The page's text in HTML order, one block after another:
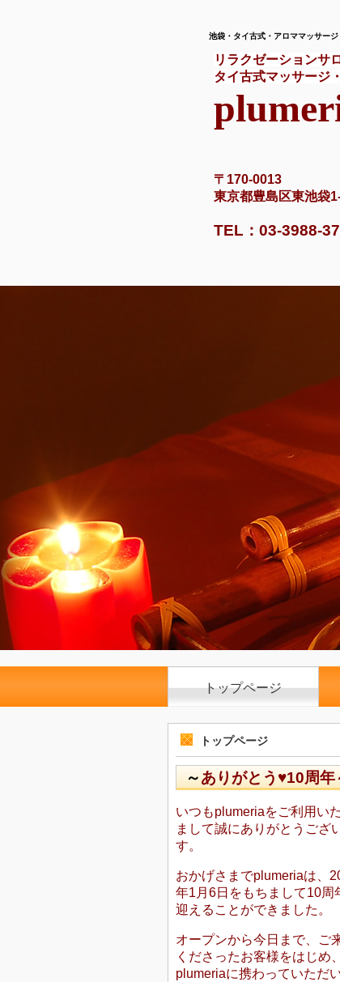
池袋・タイ古式・アロママッサー
リラクゼーションサ
タイ古式マッサージ
〒170-0013
東京都豊島区東池
TEL：03-3988-
トップページ
トップページ
～ありがとう♥10周年
いつもplumeriaをご利用い
まして誠にありがとうござ
す。
おかげさまでplumeriaは、
年1月6日をもちまして10周
迎えることができました。
オープンから今日まで、ご
くださったお客様をはじめ、
plumeriaに携わっていただ